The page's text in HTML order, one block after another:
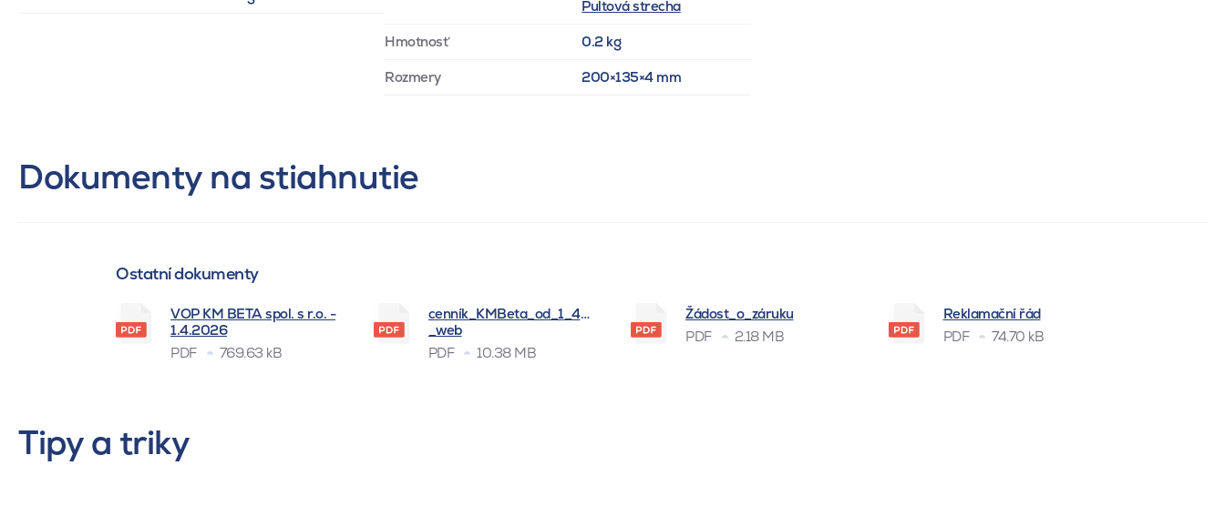
Pultová strecha
Hmotnosť 0.2 kg
Rozmery 200×135×4 mm
Dokumenty na stiahnutie
Ostatní dokumenty
VOP KM BETA spol. s r.o. -
1.4.2026
PDF
769.63 kB
cenník_KMBeta_od_1_4_2026
_web
PDF
10.38 MB
Žádost_o_záruku
PDF
2.18 MB
Reklamační řád
PDF
74.70 kB
Tipy a triky